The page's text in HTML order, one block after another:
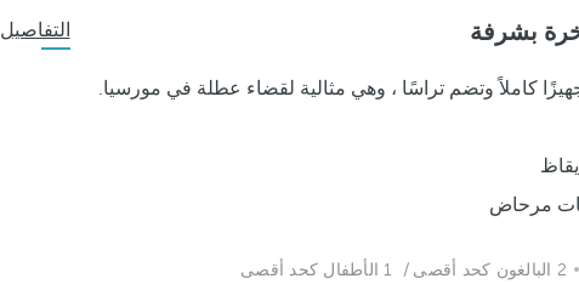
بشرفة التفاصيل
كاملاً وتضم تراسًا ، وهي مثالية لقضاء عطلة في مورسيا.
مرحاض
2 البالغون كحد أقصى / 1 الأطفال كحد أقصى